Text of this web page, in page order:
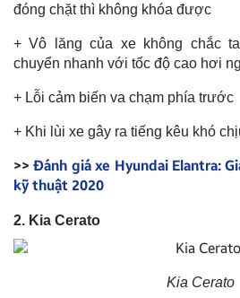
đóng chặt thì không khóa được
+ Vô lăng của xe không chắc
chuyển nhanh với tốc độ cao hơi
+ Lỗi cảm biến va chạm phía trước
+ Khi lùi xe gây ra tiếng kêu khó
>>Đánh giá xe Hyundai Elantra:
kỹ thuật 2020
2. Kia Cerato
Kia Cerato